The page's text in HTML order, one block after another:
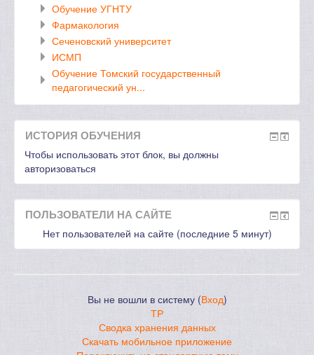
Обучение УГНТУ
Фармакология
Сеченовский университет
ИСМП
Обучение Томский государственный
педагогический ун...
ИСТОРИЯ ОБУЧЕНИЯ
Чтобы использовать этот блок, вы должны
авторизоваться
ПОЛЬЗОВАТЕЛИ НА САЙТЕ
Нет пользователей на сайте (последние 5 минут)
Вы не вошли в систему (Вход)
ТР
Сводка хранения данных
Скачать мобильное приложение